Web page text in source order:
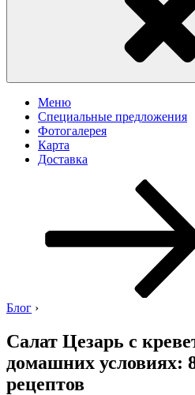
Меню
Специальные предложения
Фотогалерея
Карта
Доставка
Блог ›
Салат Цезарь с
домашних условиях:
рецептов